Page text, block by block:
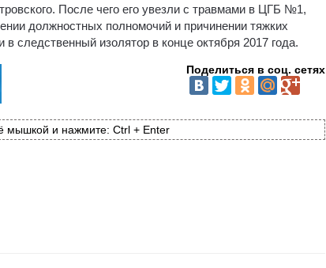
После чего его увезли с травмами в ЦГБ №1,
должностных полномочий и причинении тяжких
следственный изолятор в конце октября 2017 года.
Поделиться в соц. сетях
мышкой и нажмите: Ctrl + Enter